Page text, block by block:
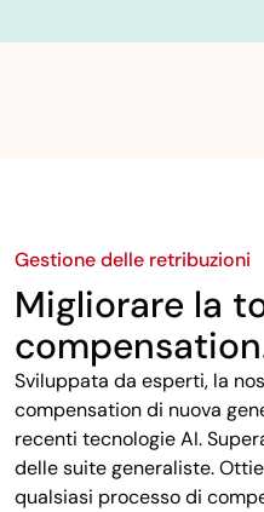
Gestione delle retribuzioni
Migliorare la
Sviluppata da esperti, la
compensation di nuova
recenti tecnologie AI.
delle suite generaliste.
qualsiasi processo di